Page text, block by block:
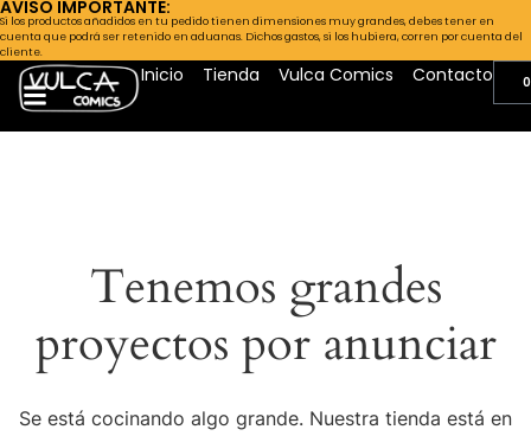
AVISO IMPORTANTE:
Si los productos añadidos en tu pedido tienen dimensiones muy grandes, debes tener en
cuenta que podrá ser retenido en aduanas. Dichos gastos, si los hubiera, corren por cuenta del
cliente.
Inicio Tienda Vulca Comics Contacto
Tenemos grandes
proyectos por anunciar
Se está cocinando algo grande. Nuestra tienda está en